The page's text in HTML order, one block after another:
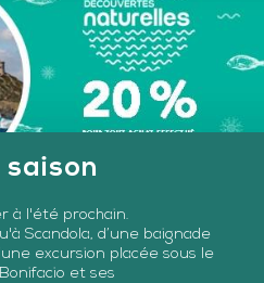
à l'été prochain.
Scandola, d’une baignade
excursion placée sous le
et ses